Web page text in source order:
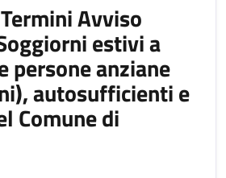
Avviso
estivi a
persone anziane
autosufficienti e
Comune di